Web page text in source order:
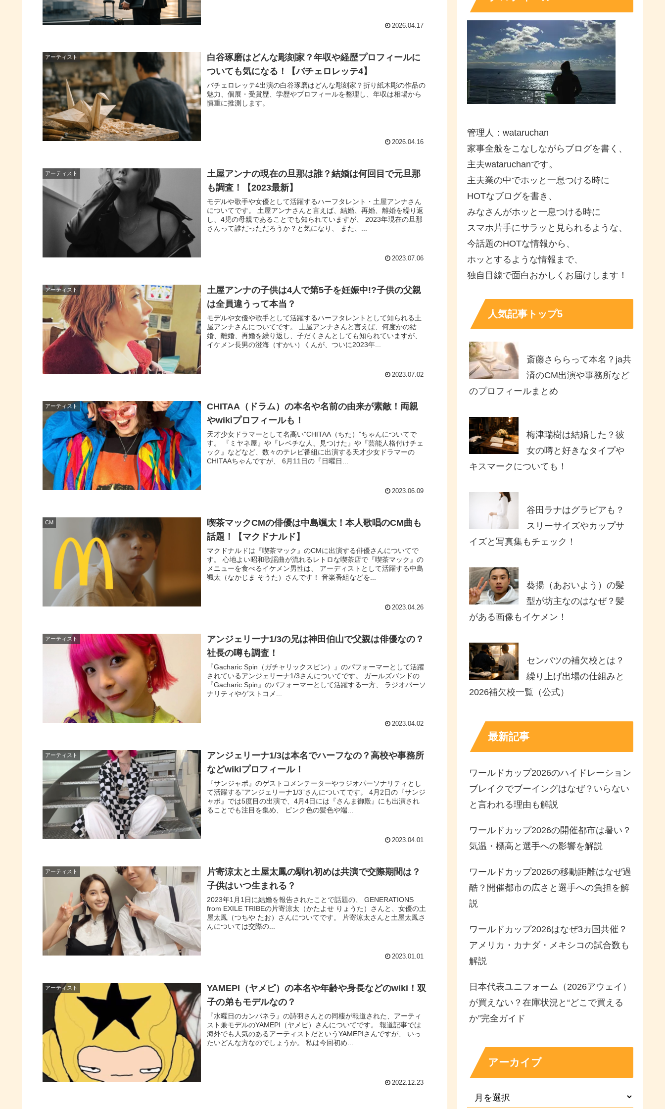
2026.04.17
アーティスト
白谷琢磨はどんな彫刻家？年収や経歴プロフィールに
ついても気になる！【バチェロレッテ4】
バチェロレッテ4出演の白谷琢磨はどんな彫刻家？折り紙木彫の作品の
魅力、個展・受賞歴、学歴やプロフィールを整理し、年収は相場から
慎重に推測します。
2026.04.16
アーティスト
土屋アンナの現在の旦那は誰？結婚は何回目で元旦那
も調査！【2023最新】
モデルや歌手や女優として活躍するハーフタレント・土屋アンナさん
についてです。 土屋アンナさんと言えば、結婚、再婚、離婚を繰り返
し、4児の母親であることでも知られていますが、 2023年現在の旦那
さんって誰だっただろうか？と気になり、 また、...
2023.07.06
アーティスト
土屋アンナの子供は4人で第5子を妊娠中!?子供の父親
は全員違うって本当？
モデルや女優や歌手として活躍するハーフタレントとして知られる土
屋アンナさんについてです。 土屋アンナさんと言えば、何度かの結
婚、離婚、再婚を繰り返し、子だくさんとしても知られていますが、
イケメン長男の澄海（すかい）くんが、ついに2023年...
2023.07.02
アーティスト
CHITAA（ドラム）の本名や名前の由来が素敵！両親
やwikiプロフィールも！
天才少女ドラマーとして名高い”CHITAA（ちた）”ちゃんについてで
す。 『ミヤネ屋』や『レベチな人、見つけた』や『芸能人格付けチェ
ック』などなど、数々のテレビ番組に出演する天才少女ドラマーの
CHITAAちゃんですが、 6月11日の『日曜日...
2023.06.09
CM
喫茶マックCMの俳優は中島颯太！本人歌唱のCM曲も
話題！【マクドナルド】
マクドナルドは『喫茶マック』のCMに出演する俳優さんについてで
す。 心地よい昭和歌謡曲が流れるレトロな喫茶店で『喫茶マック』の
メニューを食べるイケメン男性は、 アーディストとして活躍する中島
颯太（なかじま そうた）さんです！ 音楽番組などを...
2023.04.26
アーティスト
アンジェリーナ1/3の兄は神田伯山で父親は俳優なの？
社長の噂も調査！
『Gacharic Spin（ガチャリックスピン）』のパフォーマーとして活躍
されているアンジェリーナ1/3さんについてです。 ガールズバンドの
『Gacharic Spin』のパフォーマーとして活躍する一方、 ラジオパーソ
ナリティやゲストコメ...
2023.04.02
アーティスト
アンジェリーナ1/3は本名でハーフなの？高校や事務所
などwikiプロフィール！
『サンジャポ』のゲストコメンテーターやラジオパーソナリティとし
て活躍する”アンジェリーナ1/3”さんについてです。 4月2日の『サンジ
ャポ』では5度目の出演で、4月4日には『さんま御殿』にも出演され
ることでも注目を集め、 ピンク色の髪色や端...
2023.04.01
アーティスト
片寄涼太と土屋太鳳の馴れ初めは共演で交際期間は？
子供はいつ生まれる？
2023年1月1日に結婚を報告されたことで話題の、 GENERATIONS
from EXILE TRIBEの片寄涼太（かたよせ りょうた）さんと、女優の土
屋太鳳（つちや たお）さんについてです。 片寄涼太さんと土屋太鳳さ
んについては交際の...
2023.01.01
アーティスト
YAMEPI（ヤメピ）の本名や年齢や身長などのwiki！双
子の弟もモデルなの？
『水曜日のカンパネラ』の詩羽さんとの同棲が報道された、アーティ
スト兼モデルのYAMEPI（ヤメピ）さんについてです。 報道記事では
海外でも人気のあるアーティストだというYAMEPIさんですが、 いっ
たいどんな方なのでしょうか。 私は今回初め...
2022.12.23
管理人：wataruchan
家事全般をこなしながらブログを書く、
主夫wataruchanです。
主夫業の中でホッと一息つける時に
HOTなブログを書き、
みなさんがホッと一息つける時に
スマホ片手にサラッと見られるような、
今話題のHOTな情報から、
ホッとするような情報まで、
独自目線で面白おかしくお届けします！
人気記事トップ5
斎藤さららって本名？ja共
済のCM出演や事務所など
のプロフィールまとめ
梅津瑞樹は結婚した？彼
女の噂と好きなタイプや
キスマークについても！
谷田ラナはグラビアも？
スリーサイズやカップサ
イズと写真集もチェック！
葵揚（あおいよう）の髪
型が坊主なのはなぜ？髪
がある画像もイケメン！
センバツの補欠校とは？
繰り上げ出場の仕組みと
2026補欠校一覧（公式）
最新記事
ワールドカップ2026のハイドレーション
ブレイクでブーイングはなぜ？いらない
と言われる理由も解説
ワールドカップ2026の開催都市は暑い？
気温・標高と選手への影響を解説
ワールドカップ2026の移動距離はなぜ過
酷？開催都市の広さと選手への負担を解
説
ワールドカップ2026はなぜ3カ国共催？
アメリカ・カナダ・メキシコの試合数も
解説
日本代表ユニフォーム（2026アウェイ）
が買えない？在庫状況と“どこで買える
か”完全ガイド
アーカイブ